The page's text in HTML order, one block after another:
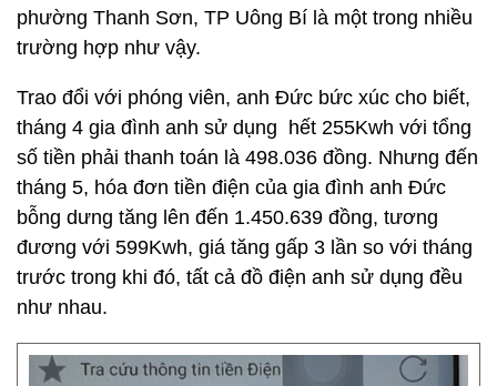
phường Thanh Sơn, TP Uông Bí là một trong nhiều
trường hợp như vậy.
Trao đổi với phóng viên, anh Đức bức xúc cho biết,
tháng 4 gia đình anh sử dụng hết 255Kwh với tổng
số tiền phải thanh toán là 498.036 đồng. Nhưng đến
tháng 5, hóa đơn tiền điện của gia đình anh Đức
bỗng dưng tăng lên đến 1.450.639 đồng, tương
đương với 599Kwh, giá tăng gấp 3 lần so với tháng
trước trong khi đó, tất cả đồ điện anh sử dụng đều
như nhau.